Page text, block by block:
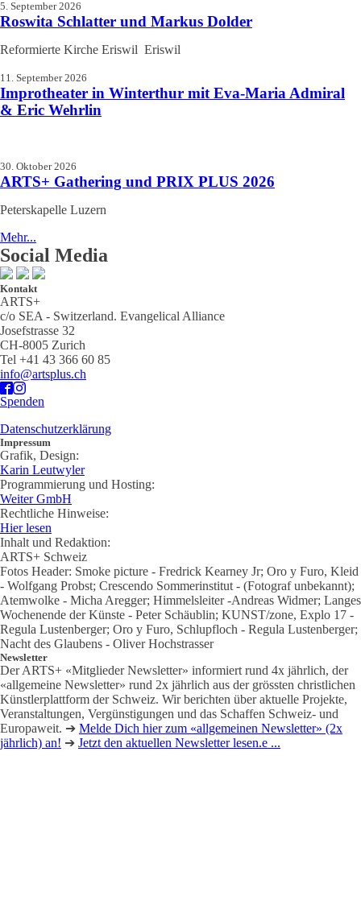
5. September 2026
Roswita Schlatter und Markus Dolder
Reformierte Kirche Eriswil Eriswil
11. September 2026
Improtheater in Winterthur mit Eva-Maria Admiral
& Eric Wehrlin
30. Oktober 2026
ARTS+ Gathering und PRIX PLUS 2026
Peterskapelle Luzern
Mehr...
Social Media
Kontakt
ARTS+
c/o SEA - Switzerland. Evangelical Alliance
Josefstrasse 32
CH-8005 Zurich
Tel +41 43 366 60 85
info@artsplus.ch
Spenden
Datenschutzerklärung
Impressum
Grafik, Design:
Karin Leutwyler
Programmierung und Hosting:
Weiter GmbH
Rechtliche Hinweise:
Hier lesen
Inhalt und Redaktion:
ARTS+ Schweiz
Fotos Header: Smoke picture - Fredrick Kearney Jr; Oro y Furo, Kleid
- Wolfgang Probst; Crescendo Sommerinstitut - (Fotograf unbekannt);
Atemwolke - Micha Aregger; Himmelsleiter -Andreas Widmer; Langes
Wochenende der Künste - Peter Schäublin; KUNST/zone, Explo 17 -
Regula Lustenberger; Oro y Furo, Schlupfloch - Regula Lustenberger;
Nacht des Glaubens - Oliver Hochstrasser
Newsletter
Der ARTS+ «Mitglieder Newsletter» informiert rund 4x jährlich, der
«allgemeine Newsletter» rund 2x jährlich aus der grössten christlichen
Künstlerplattform der Schweiz. Wir berichten über aktuelle Projekte,
Veranstaltungen, Vergünstigungen und das Schaffen Schweiz- und
Europaweit. ➔ Melde Dich hier zum «allgemeinen Newsletter» (2x
jährlich) an! ➔ Jetzt den aktuellen Newsletter lesen.e ...